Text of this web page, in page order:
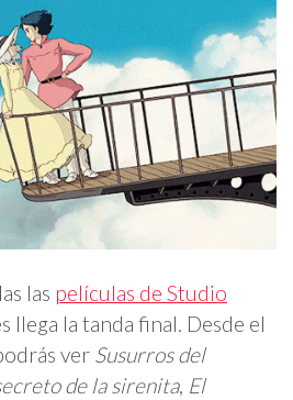
las películas de Studio
llega la tanda final. Desde el
ver Susurros del
de la sirenita, El